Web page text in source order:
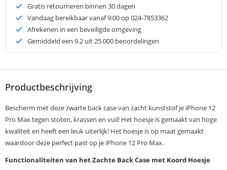
Gratis retourneren binnen 30 dagen
Vandaag bereikbaar vanaf 9:00 op 024-7853362
Afrekenen in een beveiligde omgeving
Gemiddeld een 9.2 uit 25.000 beoordelingen
Productbeschrijving
Bescherm met deze zwarte back case van zacht kunststof je iPhone 12
Pro Max tegen stoten, krassen en vuil! Het hoesje is gemaakt van hoge
kwaliteit en heeft een leuk uiterlijk! Het hoesje is op maat gemaakt
waardoor deze perfect past op je iPhone 12 Pro Max.
Functionaliteiten van het Zachte Back Case met Koord Hoesje